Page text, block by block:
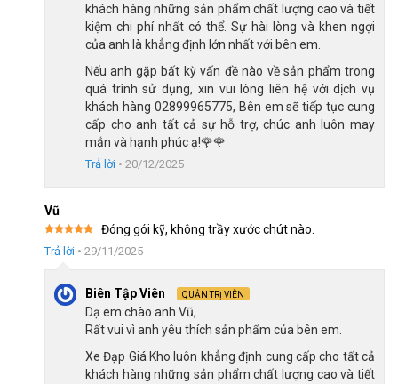
Xe Đạp Gấp Fascino FD-25 20 Inch – Sử dụng loại ghi đông thẳng
Phanh đĩa cơ mạnh mẽ
Xe Đạp GấpFascinoFD25 20 Inch sử dụng hệ thống phanh đĩa
cơ, đảm bảo hiệu suất hãm phanh mạnh mẽ và chính xác, giúp
tăng cường tính an toàn trong mọi điều kiện đường đi.
khách hàng những sản phẩm chất lượng cao và tiết
kiệm chi phí nhất có thể. Sự hài lòng và khen ngợi
của anh là khẳng định lớn nhất với bên em.
Nếu anh gặp bất kỳ vấn đề nào về sản phẩm trong
quá trình sử dụng, xin vui lòng liên hệ với dịch vụ
khách hàng 02899965775, Bên em sẽ tiếp tục cung
cấp cho anh tất cả sự hỗ trợ, chúc anh luôn may
mắn và hạnh phúc ạ!🌹🌹
Trả lời • 20/12/2025
Vũ
Được xếp
hạng5 5
Đóng gói kỹ, không trầy xước chút nào.
Trả lời • 29/11/2025
Biên Tập Viên QUẢN TRỊ VIÊN
Dạ em chào anh Vũ,
Rất vui vì anh yêu thích sản phẩm của bên em.
Xe Đạp Giá Kho luôn khẳng định cung cấp cho tất cả
khách hàng những sản phẩm chất lượng cao và tiết